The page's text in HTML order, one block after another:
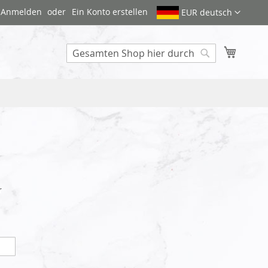
EUR deutsch
Anmelden Ein Konto erstellen